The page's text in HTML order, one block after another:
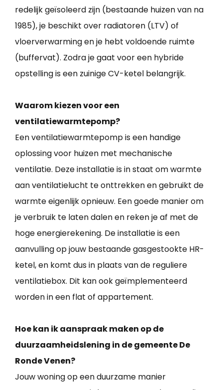
redelijk geïsoleerd zijn (bestaande huizen van na
1985), je beschikt over radiatoren (LTV) of
vloerverwarming en je hebt voldoende ruimte
(buffervat). Zodra je gaat voor een hybride
opstelling is een zuinige CV-ketel belangrijk.
Waarom kiezen voor een
ventilatiewarmtepomp?
Een ventilatiewarmtepomp is een handige
oplossing voor huizen met mechanische
ventilatie. Deze installatie is in staat om warmte
aan ventilatielucht te onttrekken en gebruikt de
warmte eigenlijk opnieuw. Een goede manier om
je verbruik te laten dalen en reken je af met de
hoge energierekening. De installatie is een
aanvulling op jouw bestaande gasgestookte HR-
ketel, en komt dus in plaats van de reguliere
ventilatiebox. Dit kan ook geïmplementeerd
worden in een flat of appartement.
Hoe kan ik aanspraak maken op de
duurzaamheidslening in de gemeente De
Ronde Venen?
Jouw woning op een duurzame manier